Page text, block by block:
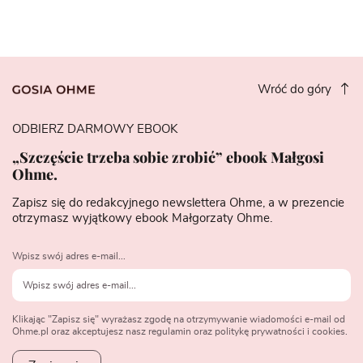
Wróć do góry
ODBIERZ DARMOWY EBOOK
„Szczęście trzeba sobie zrobić” ebook Małgosi
Ohme.
Zapisz się do redakcyjnego newslettera Ohme, a w prezencie
otrzymasz wyjątkowy ebook Małgorzaty Ohme.
Wpisz swój adres e-mail...
Klikając "Zapisz się" wyrażasz zgodę na otrzymywanie wiadomości e-mail od
Ohme.pl oraz akceptujesz nasz regulamin oraz politykę prywatności i cookies.